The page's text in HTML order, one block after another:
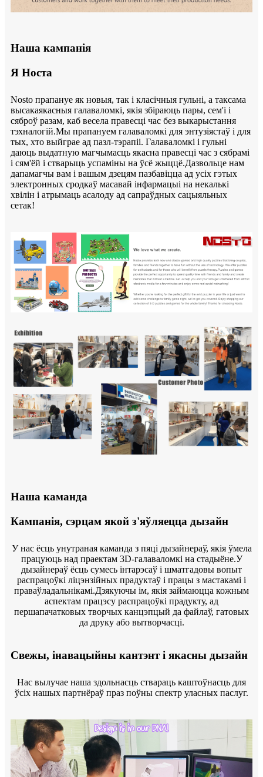
Наша кампанія
Я Носта
Nosto прапануе як новыя, так і класічныя гульні, а таксама
высакаякасныя галаваломкі, якія збіраюць пары, сем'і і
сяброў разам, каб весела правесці час без выкарыстання
тэхналогій.Мы прапануем галаваломкі для энтузіястаў і для
тых, хто выйграе ад пазл-тэрапіі. Галаваломкі і гульні
даюць выдатную магчымасць якасна правесці час з сябрамі
і сям'ёй і стварыць успаміны на ўсё жыццё.Дазвольце нам
дапамагчы вам і вашым дзецям пазбавіцца ад усіх гэтых
электронных сродкаў масавай інфармацыі на некалькі
хвілін і атрымаць асалоду ад сапраўдных сацыяльных
сетак!
Наша каманда
Кампанія, сэрцам якой з'яўляецца дызайн
У нас ёсць унутраная каманда з пяці дызайнераў, якія ўмела
працуюць над праектам 3D-галаваломкі на стадыёне.У
дызайнераў ёсць сумесь інтарэсаў і шматгадовы вопыт
распрацоўкі ліцэнзійных прадуктаў і працы з мастакамі і
праваўладальнікамі.Дзякуючы ім, якія займаюцца кожным
аспектам працэсу распрацоўкі прадукту, ад
першапачатковых творчых канцэпцый да файлаў, гатовых
да друку або вытворчасці.
Свежы, інавацыйны кантэнт і якасны дызайн
Нас вылучае наша здольнасць ствараць каштоўнасць для
ўсіх нашых партнёраў праз поўны спектр уласных паслуг.